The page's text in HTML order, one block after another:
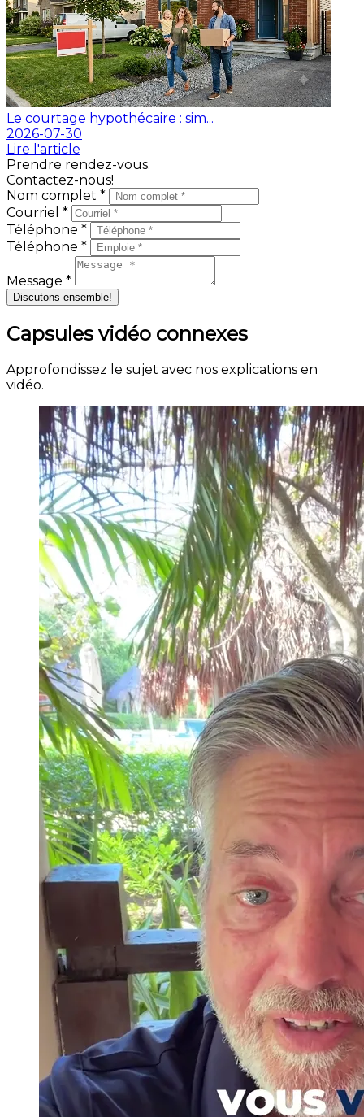
Le courtage hypothécaire : sim...
2026-07-30
Lire l'article
Prendre rendez-vous.
Contactez-nous!
Nom complet *
Courriel *
Téléphone *
Téléphone *
Message *
Discutons ensemble!
Capsules vidéo connexes
Approfondissez le sujet avec nos explications en
vidéo.